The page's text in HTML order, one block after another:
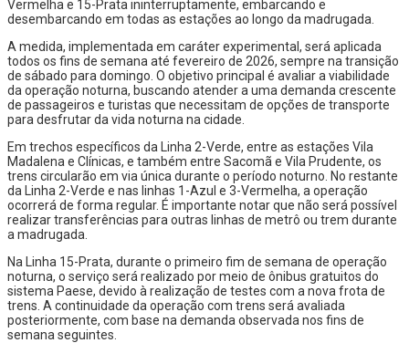
Vermelha e 15-Prata ininterruptamente, embarcando e
desembarcando em todas as estações ao longo da madrugada.
A medida, implementada em caráter experimental, será aplicada
todos os fins de semana até fevereiro de 2026, sempre na transição
de sábado para domingo. O objetivo principal é avaliar a viabilidade
da operação noturna, buscando atender a uma demanda crescente
de passageiros e turistas que necessitam de opções de transporte
para desfrutar da vida noturna na cidade.
Em trechos específicos da Linha 2-Verde, entre as estações Vila
Madalena e Clínicas, e também entre Sacomã e Vila Prudente, os
trens circularão em via única durante o período noturno. No restante
da Linha 2-Verde e nas linhas 1-Azul e 3-Vermelha, a operação
ocorrerá de forma regular. É importante notar que não será possível
realizar transferências para outras linhas de metrô ou trem durante
a madrugada.
Na Linha 15-Prata, durante o primeiro fim de semana de operação
noturna, o serviço será realizado por meio de ônibus gratuitos do
sistema Paese, devido à realização de testes com a nova frota de
trens. A continuidade da operação com trens será avaliada
posteriormente, com base na demanda observada nos fins de
semana seguintes.